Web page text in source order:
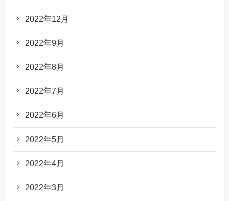
2022年12月
2022年9月
2022年8月
2022年7月
2022年6月
2022年5月
2022年4月
2022年3月